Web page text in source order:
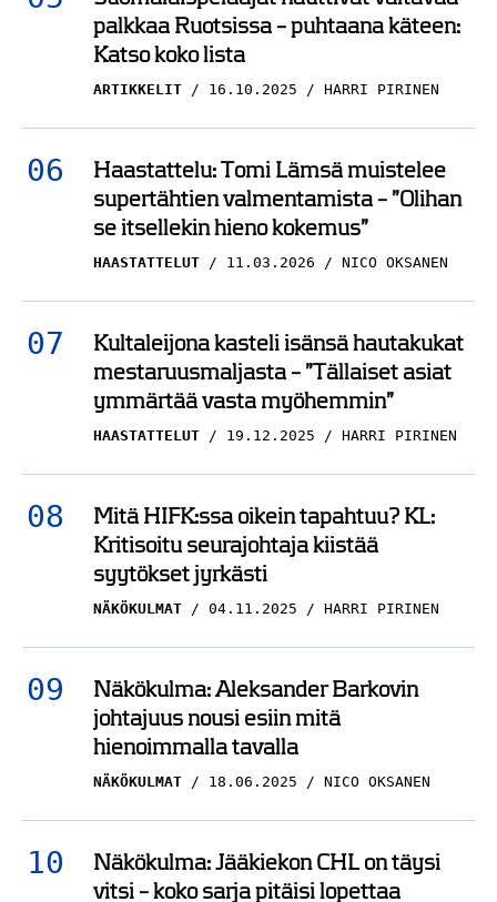
ARTIKKELIT 16.10.2025 HARRI PIRINEN
Haastattelu: Tomi Lämsä muistelee
supertähtien valmentamista – ”Olihan
se itsellekin hieno kokemus”
HAASTATTELUT 11.03.2026 NICO OKSANEN
Kultaleijona kasteli isänsä hautakukat
mestaruusmaljasta – ”Tällaiset asiat
ymmärtää vasta myöhemmin”
HAASTATTELUT 19.12.2025 HARRI PIRINEN
Mitä HIFK:ssa oikein tapahtuu? KL:
Kritisoitu seurajohtaja kiistää
syytökset jyrkästi
NÄKÖKULMAT 04.11.2025 HARRI PIRINEN
Näkökulma: Aleksander Barkovin
johtajuus nousi esiin mitä
hienoimmalla tavalla
NÄKÖKULMAT 18.06.2025 NICO OKSANEN
Näkökulma: Jääkiekon CHL on täysi
vitsi – koko sarja pitäisi lopettaa
NÄKÖKULMAT 24.11.2025 HARRI PIRINEN